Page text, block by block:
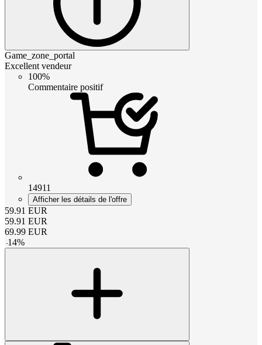
Game_zone_portal
Excellent vendeur
100%
Commentaire positif
14911
Afficher les détails de l'offre
59.91 EUR
59.91 EUR
69.99 EUR
-14%